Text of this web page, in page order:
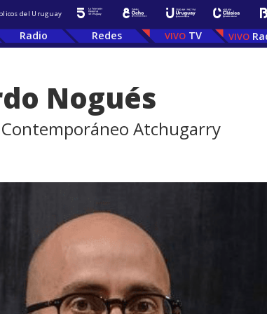
del Uruguay
Radio Redes TV
Nogués
Atchugarry